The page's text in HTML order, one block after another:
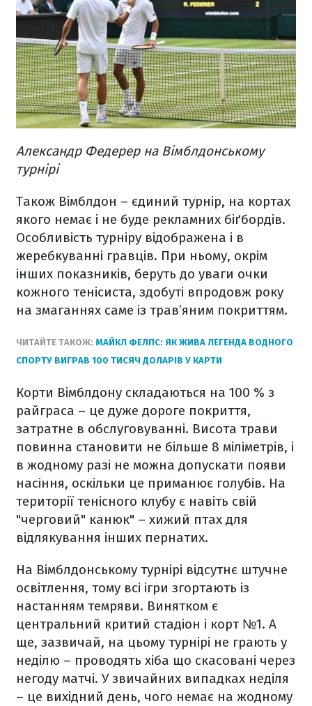
Александр Федерер на Вімблдонському
турнірі
Також Вімблдон – єдиний турнір, на кортах
якого немає і не буде рекламних біґбордів.
Особливість турніру відображена і в
жеребкуванні гравців. При ньому, окрім
інших показників, беруть до уваги очки
кожного тенісиста, здобуті впродовж року
на змаганнях саме із трав’яним покриттям.
ЧИТАЙТЕ ТАКОЖ: МАЙКЛ ФЕЛПС: ЯК ЖИВА ЛЕГЕНДА ВОДНОГО
СПОРТУ ВИГРАВ 100 ТИСЯЧ ДОЛАРІВ У КАРТИ
Корти Вімблдону складаються на 100 % з
райграса – це дуже дороге покриття,
затратне в обслуговуванні. Висота трави
повинна становити не більше 8 міліметрів, і
в жодному разі не можна допускати появи
насіння, оскільки це приманює голубів. На
території тенісного клубу є навіть свій
"черговий" канюк" – хижий птах для
відлякування інших пернатих.
На Вімблдонському турнірі відсутнє штучне
освітлення, тому всі ігри згортають із
настанням темряви. Винятком є ​​
центральний критий стадіон і корт №1. А
ще, зазвичай, на цьому турнірі не грають у
неділю – проводять хіба що скасовані через
негоду матчі. У звичайних випадках неділя
– це вихідний день, чого немає на жодному